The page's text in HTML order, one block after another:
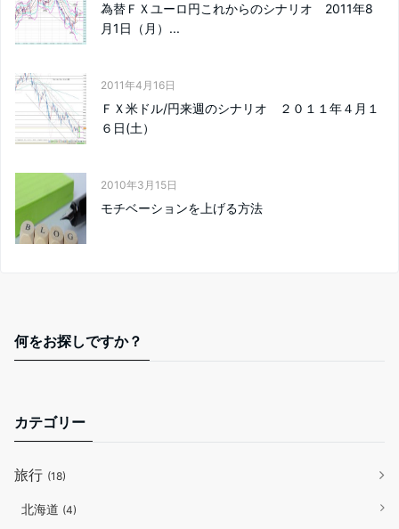
為替ＦＸユーロ円これからのシナリオ 2011年8
月1日（月）...
2011年4月16日
ＦＸ米ドル/円来週のシナリオ ２０１１年４月１
６日(土）
2010年3月15日
モチベーションを上げる方法
何をお探しですか？
カテゴリー
旅行 (18)
北海道 (4)